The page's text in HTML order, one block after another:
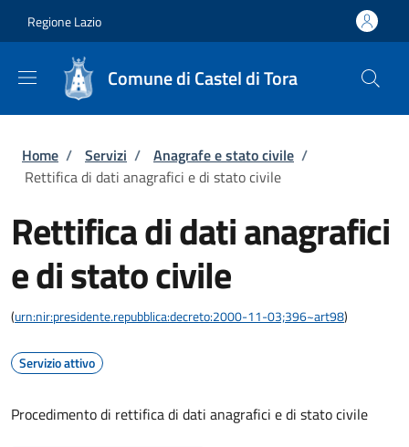
Regione Lazio
Comune di Castel di Tora
Briciole di pane
Home / Servizi / Anagrafe e stato civile /
Rettifica di dati anagrafici e di stato civile
Rettifica di dati anagrafici
e di stato civile
(urn:nir:presidente.repubblica:decreto:2000-11-03;396~art98)
Servizio attivo
Procedimento di rettifica di dati anagrafici e di stato civile